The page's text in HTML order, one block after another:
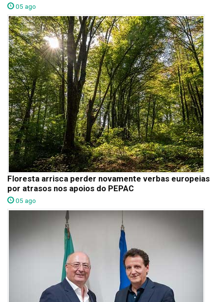
05 ago
Floresta arrisca perder novamente verbas europeias
por atrasos nos apoios do PEPAC
05 ago